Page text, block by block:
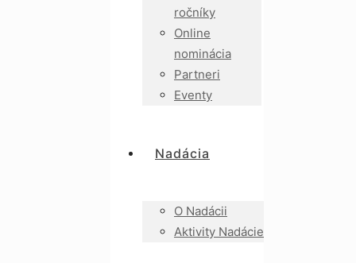
ročníky
Online
nominácia
Partneri
Eventy
Nadácia
O Nadácii
Aktivity Nadácie